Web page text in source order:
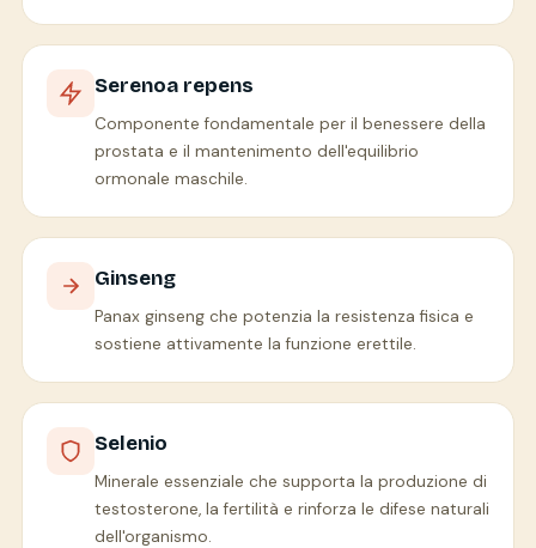
Serenoa repens
Componente fondamentale per il benessere della
prostata e il mantenimento dell'equilibrio
ormonale maschile.
Ginseng
Panax ginseng che potenzia la resistenza fisica e
sostiene attivamente la funzione erettile.
Selenio
Minerale essenziale che supporta la produzione di
testosterone, la fertilità e rinforza le difese naturali
dell'organismo.